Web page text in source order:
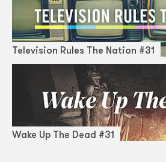
Television Rules The Nation #31
Wake Up The Dead #31